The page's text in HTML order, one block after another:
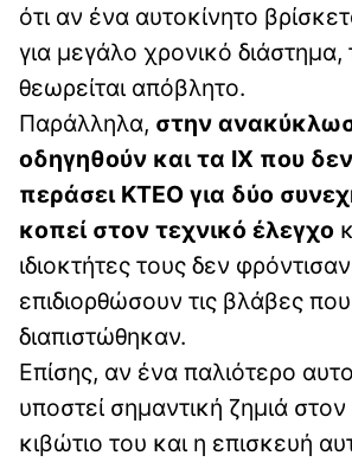
ότι αν ένα αυτοκίνητο
για μεγάλο χρονικό διάστημα,
θεωρείται απόβλητο.
Παράλληλα, στην
οδηγηθούν και τα ΙΧ που
περάσει ΚΤΕΟ για δύο
κοπεί στον τεχνικό έλεγχο
ιδιοκτήτες τους δεν
επιδιορθώσουν τις βλάβες που
διαπιστώθηκαν.
Επίσης, αν ένα παλιότερο
υποστεί σημαντική ζημιά
κιβώτιο του και η επισκευή